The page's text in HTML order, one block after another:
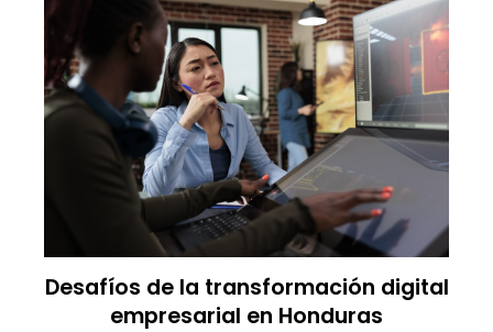
Desafíos de la transformación digital
empresarial en Honduras